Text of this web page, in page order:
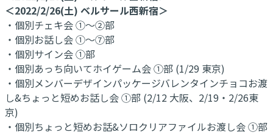
＜2022/2/26(土) ベルサール西新宿＞
・個別チェキ会 ①～②部
・個別お話し会 ①～⑦部
・個別サイン会 ①部
・個別あっち向いてホイゲーム会 ①部 (1/29 東京)
・個別メンバーデザインパッケージバレンタインチョコお渡
し&ちょっと短めお話し会 ①部 (2/12 大阪、2/19・2/26東
京)
・個別ちょっと短めお話&ソロクリアファイルお渡し会 ①部